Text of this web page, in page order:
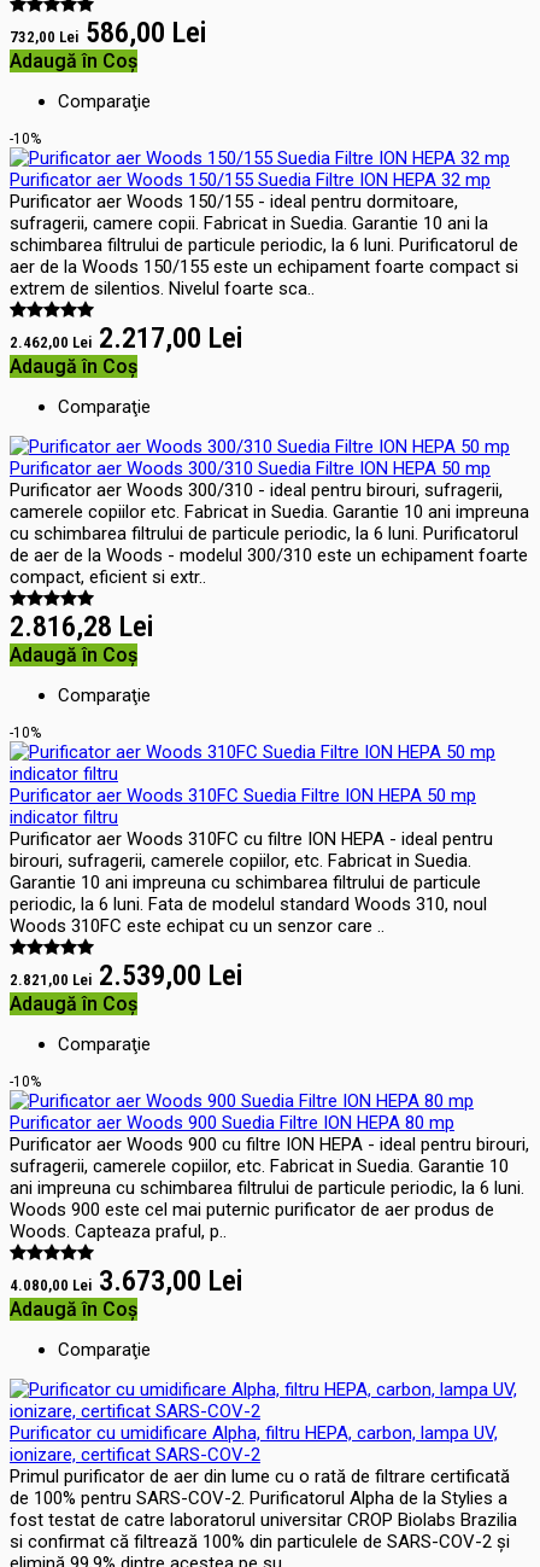
732,00 Lei 586,00 Lei
Adaugă în Coş
Comparaţie
-10%
Purificator aer Woods 150/155 Suedia Filtre ION HEPA 32 mp
Purificator aer Woods 150/155 - ideal pentru dormitoare,
sufragerii, camere copii. Fabricat in Suedia. Garantie 10 ani la
schimbarea filtrului de particule periodic, la 6 luni. Purificatorul de
aer de la Woods 150/155 este un echipament foarte compact si
extrem de silentios. Nivelul foarte sca..
2.462,00 Lei 2.217,00 Lei
Adaugă în Coş
Comparaţie
Purificator aer Woods 300/310 Suedia Filtre ION HEPA 50 mp
Purificator aer Woods 300/310 - ideal pentru birouri, sufragerii,
camerele copiilor etc. Fabricat in Suedia. Garantie 10 ani impreuna
cu schimbarea filtrului de particule periodic, la 6 luni. Purificatorul
de aer de la Woods - modelul 300/310 este un echipament foarte
compact, eficient si extr..
2.816,28 Lei
Adaugă în Coş
Comparaţie
-10%
Purificator aer Woods 310FC Suedia Filtre ION HEPA 50 mp
indicator filtru
Purificator aer Woods 310FC cu filtre ION HEPA - ideal pentru
birouri, sufragerii, camerele copiilor, etc. Fabricat in Suedia.
Garantie 10 ani impreuna cu schimbarea filtrului de particule
periodic, la 6 luni. Fata de modelul standard Woods 310, noul
Woods 310FC este echipat cu un senzor care ..
2.821,00 Lei 2.539,00 Lei
Adaugă în Coş
Comparaţie
-10%
Purificator aer Woods 900 Suedia Filtre ION HEPA 80 mp
Purificator aer Woods 900 cu filtre ION HEPA - ideal pentru birouri,
sufragerii, camerele copiilor, etc. Fabricat in Suedia. Garantie 10
ani impreuna cu schimbarea filtrului de particule periodic, la 6 luni.
Woods 900 este cel mai puternic purificator de aer produs de
Woods. Capteaza praful, p..
4.080,00 Lei 3.673,00 Lei
Adaugă în Coş
Comparaţie
Purificator cu umidificare Alpha, filtru HEPA, carbon, lampa UV,
ionizare, certificat SARS-COV-2
Primul purificator de aer din lume cu o rată de filtrare certificată
de 100% pentru SARS-COV-2. Purificatorul Alpha de la Stylies a
fost testat de catre laboratorul universitar CROP Biolabs Brazilia
si confirmat că filtrează 100% din particulele de SARS-COV-2 și